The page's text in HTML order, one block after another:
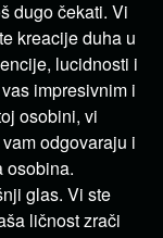
dugo čekati. Vi
kreacije duha u
lucidnosti i
impresivnim i
osobini, vi
odgovaraju i
osobina.
glas. Vi ste
ličnost zrači